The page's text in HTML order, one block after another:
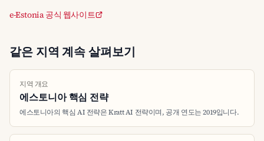
e-Estonia 공식 웹사이트
같은 지역 계속 살펴보기
지역 개요
에스토니아 핵심 전략
에스토니아의 핵심 AI 전략은 Kratt AI 전략이며, 공개 연도는 2019입니다.